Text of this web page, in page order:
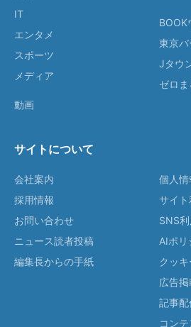
IT
エンタメ
スポーツ
メディア
動画
BOOK
東京
Jタウ
ゼロま
サイトについて
会社案内
採用情報
お問い合わせ
ニュース読者投稿
編集長からの手紙
個人
サイ
SNS
AIポリ
クッ
広告掲
記事配
コン